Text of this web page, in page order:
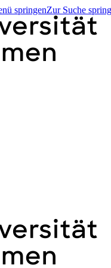
springenZur Suche